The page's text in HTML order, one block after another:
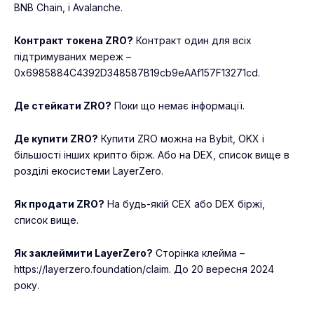
BNB Chain, і Avalanche.
Контракт токена ZRO? Контракт один для всіх
підтримуваних мереж –
0x6985884C4392D348587B19cb9eAAf157F13271cd.
Де стейкати ZRO? Поки що немає інформації.
Де купити ZRO? Купити ZRO можна на Bybit, OKX і
більшості інших крипто бірж. Або на DEX, список вище в
розділі екосистеми LayerZero.
Як продати ZRO? На будь-якій CEX або DEX біржі,
список вище.
Як заклеймити LayerZero? Сторінка клейма –
https://layerzero.foundation/claim. До 20 вересня 2024
року.